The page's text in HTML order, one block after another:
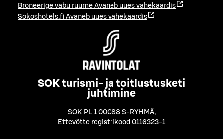
Broneerige vabu ruume Avaneb uues vahekaardis
Sokoshotels.fi Avaneb uues vahekaardis
SOK turismi- ja toitlustusketi
juhtimine
SOK PL 1 00088 S-RYHMÄ,
Ettevõtte registrikood 0116323-1